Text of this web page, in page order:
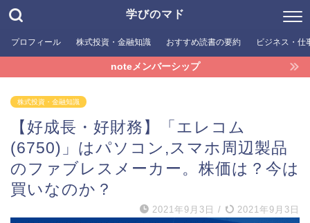
学びのマド
プロフィール 株式投資・金融知識 おすすめ読書の要約 ビジネス・仕
noteメンバーシップ
株式投資・金融知識
【好成長・好財務】「エレコム
(6750)」はパソコン,スマホ周辺製品
のファブレスメーカー。株価は？今は
買いなのか？
2021年9月3日 / 2021年9月3日